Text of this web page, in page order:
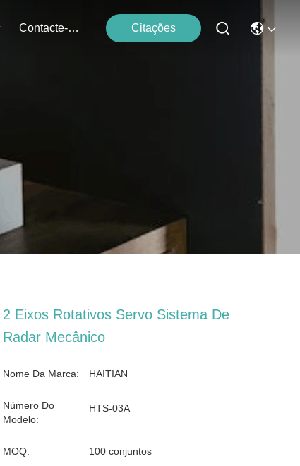
Contacte-Nos Citações
2 Eixos Rotativos Servo Sistema De
Radar Mecânico
Nome Da Marca: HAITIAN
Número Do
Modelo:
HTS-03A
MOQ: 100 conjuntos